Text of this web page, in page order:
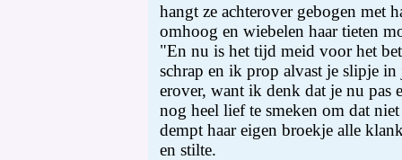
hangt ze achterover gebogen met
omhoog en wiebelen haar tieten
"En nu is het tijd meid voor het
schrap en ik prop alvast je slipje in
erover, want ik denk dat je nu pas
nog heel lief te smeken om dat
dempt haar eigen broekje alle
en stilte.